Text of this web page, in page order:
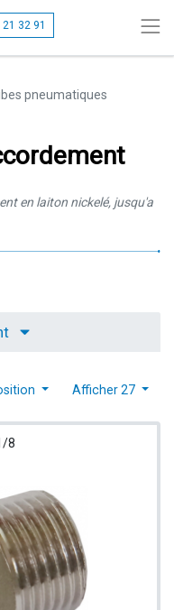
32 91
pneumatiques
en laiton nickelé, jusqu'a
Afficher 27
8